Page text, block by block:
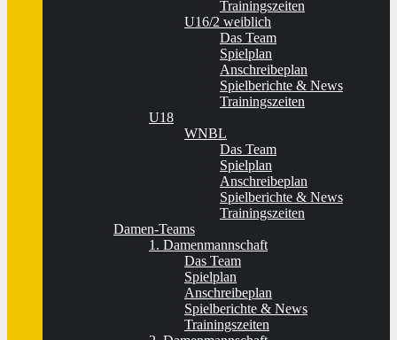
Trainingszeiten
U16/2 weiblich
Das Team
Spielplan
Anschreibeplan
Spielberichte & News
Trainingszeiten
U18
WNBL
Das Team
Spielplan
Anschreibeplan
Spielberichte & News
Trainingszeiten
Damen-Teams
1. Damenmannschaft
Das Team
Spielplan
Anschreibeplan
Spielberichte & News
Trainingszeiten